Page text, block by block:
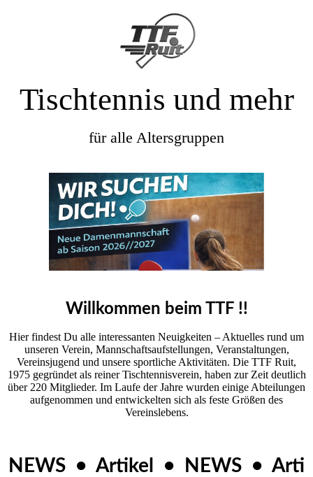
Tischtennis und mehr
für alle Altersgruppen
Willkommen beim TTF !!
Hier findest Du alle interessanten Neuigkeiten – Aktuelles rund um
unseren Ver­ein, Mannschaftsaufstellungen, Veranstaltungen,
Vereinsjugend und unsere sportliche Aktivitäten. Die TTF Ruit,
1975 gegründet als reiner Tischtennisverein, haben zur Zeit deutlich
über 220 Mitglieder. Im Laufe der Jahre wurden einige Abteilungen
aufgenommen und entwickelten sich als feste Größen des
Vereinslebens.
NEWS • Artikel • NEWS • Arti